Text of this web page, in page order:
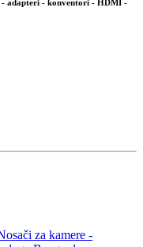
- adapteri - konventori - HDMI -